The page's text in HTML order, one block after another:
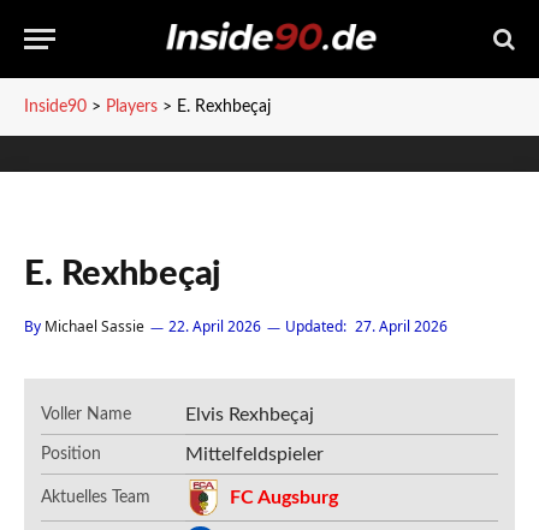
Inside90 > Players > E. Rexhbeçaj
E. Rexhbeçaj
By Michael Sassie 22. April 2026 Updated: 27. April 2026
Voller Name Elvis Rexhbeçaj
Position Mittelfeldspieler
Aktuelles Team FC Augsburg